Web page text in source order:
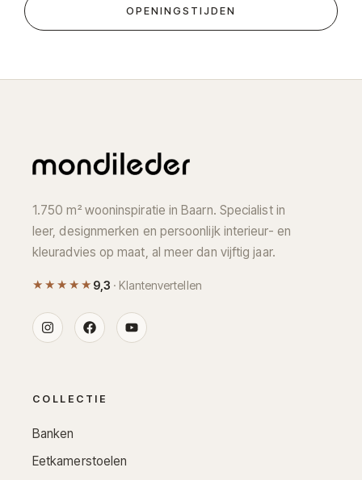
OPENINGSTIJDEN
1.750 m² wooninspiratie in Baarn. Specialist in
leer, designmerken en persoonlijk interieur- en
kleuradvies op maat, al meer dan vijftig jaar.
★★★★★ 9,3 · Klantenvertellen
COLLECTIE
Banken
Eetkamerstoelen